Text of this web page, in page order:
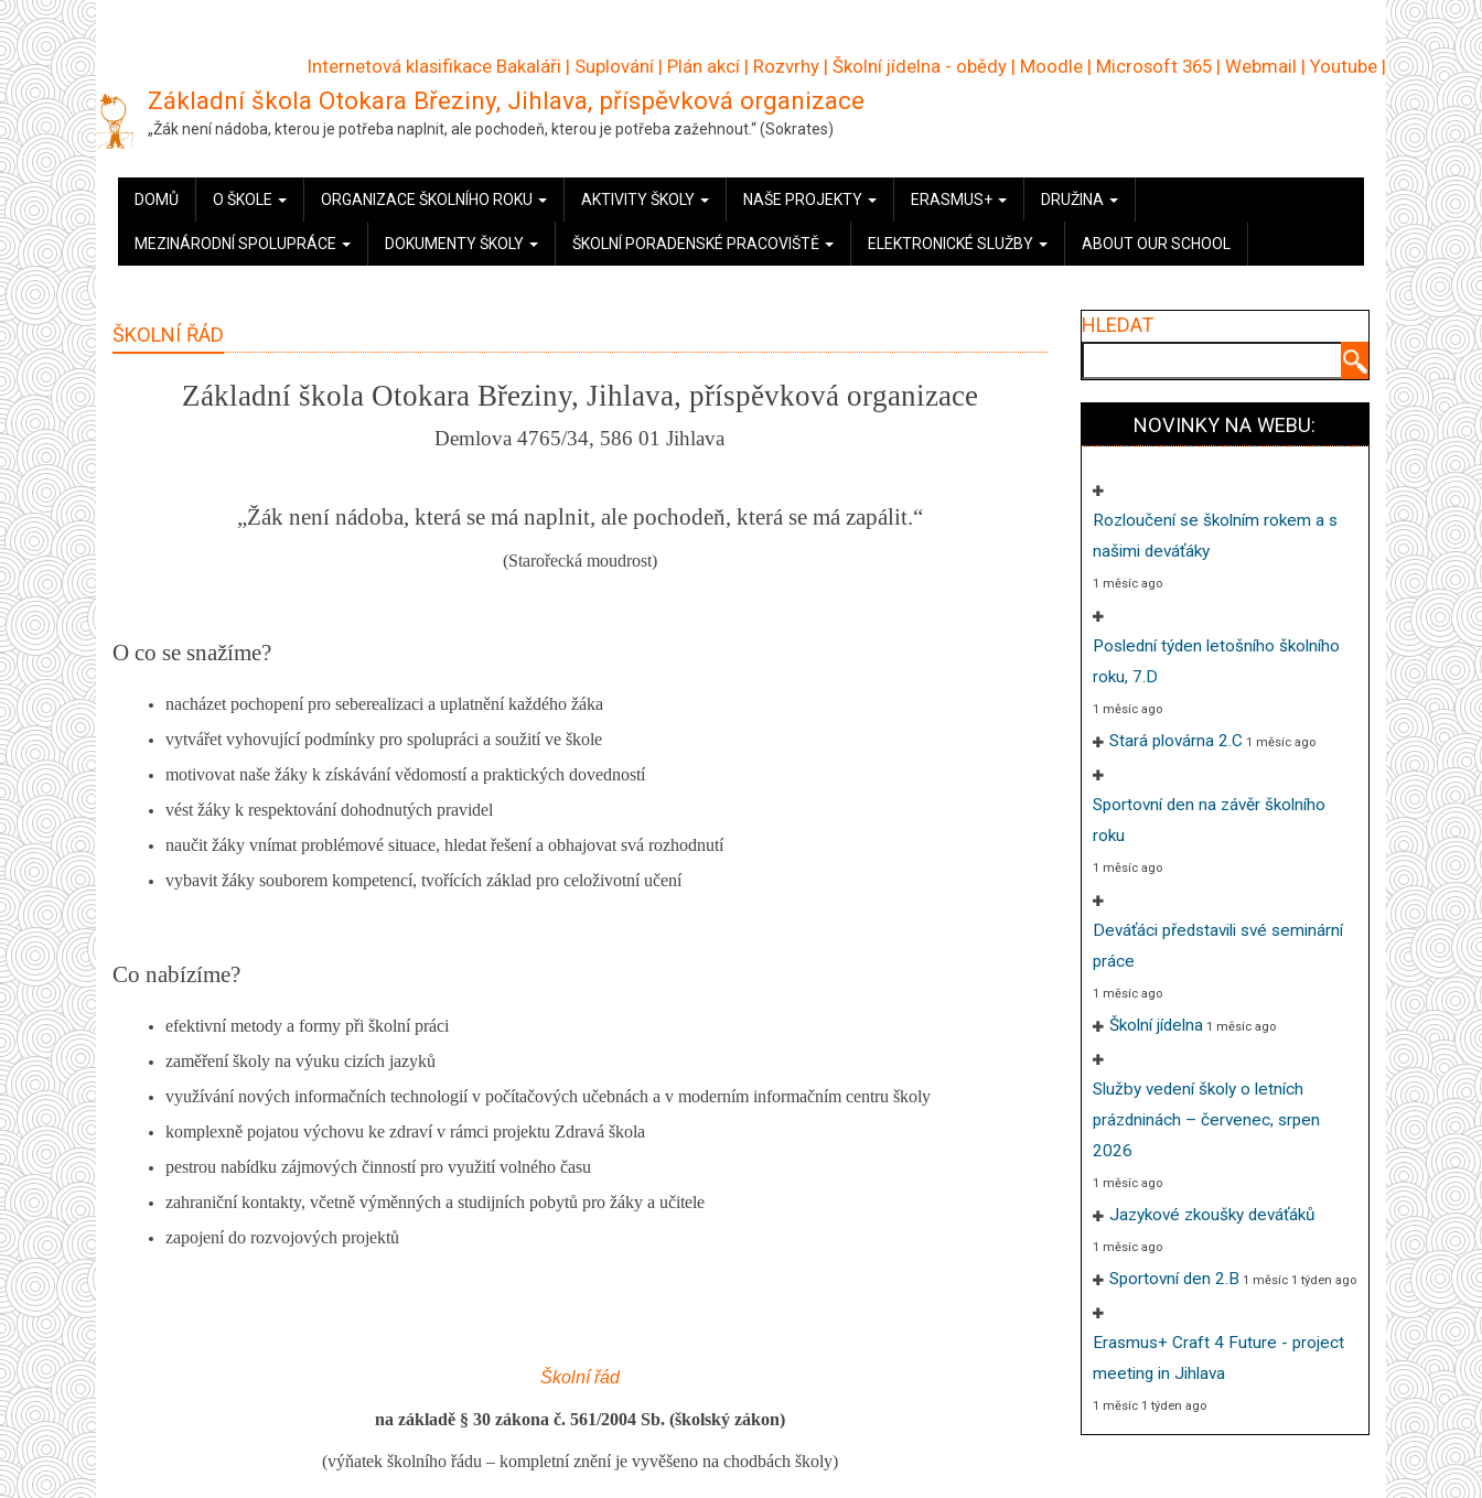
Přejít
k
hlavnímu
obsahu
Internetová klasifikace Bakaláři | Suplování | Plán akcí | Rozvrhy | Školní jídelna - obědy | Moodle | Microsoft 365 | Webmail | Youtube |
Základní škola Otokara Březiny, Jihlava, příspěvková organizace
„Žák není nádoba, kterou je potřeba naplnit, ale pochodeň, kterou je potřeba zažehnout.“ (Sokrates)
HLAVNÍ
NAVIGACE
DOMŮ O ŠKOLE ORGANIZACE ŠKOLNÍHO ROKU AKTIVITY ŠKOLY NAŠE PROJEKTY ERASMUS+ DRUŽINA
MEZINÁRODNÍ SPOLUPRÁCE DOKUMENTY ŠKOLY ŠKOLNÍ PORADENSKÉ PRACOVIŠTĚ ELEKTRONICKÉ SLUŽBY ABOUT OUR SCHOOL
ŠKOLNÍ ŘÁD
Základní škola Otokara Březiny, Jihlava, příspěvková organizace
Demlova 4765/34, 586 01 Jihlava
„Žák není nádoba, která se má naplnit, ale pochodeň, která se má zapálit.“
(Starořecká moudrost)
O co se snažíme?
nacházet pochopení pro seberealizaci a uplatnění každého žáka
vytvářet vyhovující podmínky pro spolupráci a soužití ve škole
motivovat naše žáky k získávání vědomostí a praktických dovedností
vést žáky k respektování dohodnutých pravidel
naučit žáky vnímat problémové situace, hledat řešení a obhajovat svá rozhodnutí
vybavit žáky souborem kompetencí, tvořících základ pro celoživotní učení
Co nabízíme?
efektivní metody a formy při školní práci
zaměření školy na výuku cizích jazyků
využívání nových informačních technologií v počítačových učebnách a v moderním informačním centru školy
komplexně pojatou výchovu ke zdraví v rámci projektu Zdravá škola
pestrou nabídku zájmových činností pro využití volného času
zahraniční kontakty, včetně výměnných a studijních pobytů pro žáky a učitele
zapojení do rozvojových projektů
Školní řád
na základě § 30 zákona č. 561/2004 Sb. (školský zákon)
(výňatek školního řádu – kompletní znění je vyvěšeno na chodbách školy)
HLEDAT
NOVINKY NA WEBU:
Rozloučení se školním rokem a s
našimi deváťáky
1 měsíc ago
Poslední týden letošního školního
roku, 7.D
1 měsíc ago
Stará plovárna 2.C 1 měsíc ago
Sportovní den na závěr školního
roku
1 měsíc ago
Deváťáci představili své seminární
práce
1 měsíc ago
Školní jídelna 1 měsíc ago
Služby vedení školy o letních
prázdninách – červenec, srpen
2026
1 měsíc ago
Jazykové zkoušky deváťáků
1 měsíc ago
Sportovní den 2.B 1 měsíc 1 týden ago
Erasmus+ Craft 4 Future - project
meeting in Jihlava
1 měsíc 1 týden ago